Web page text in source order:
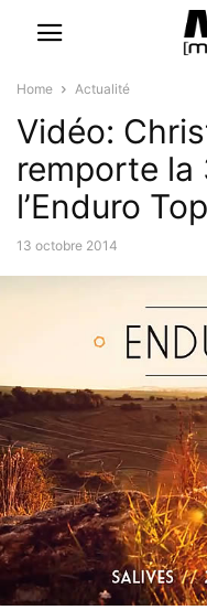
Home Actualité
Vidéo:
remporte la
l’Enduro Top
13 octobre 2014